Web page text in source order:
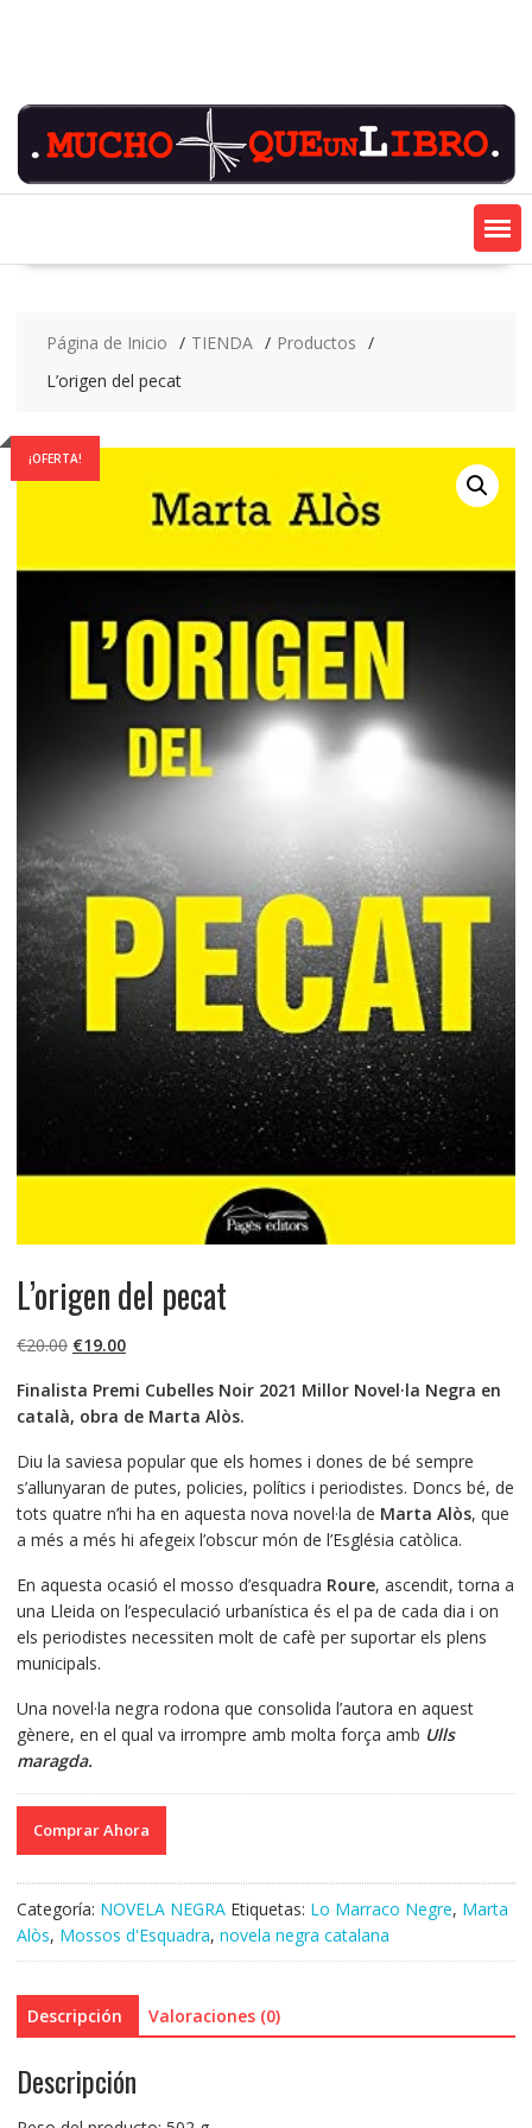
Página de Inicio TIENDA
Productos
L’origen del pecat
¡OFERTA!
L’origen del pecat
€20.00 El
original
era:
€19.00El
actual
es:
Finalista Premi Cubelles Noir 2021 Millor Novel·la Negra en
català, obra de Marta Alòs.
Diu la saviesa popular que els homes i dones de bé sempre
s’allunyaran de putes, policies, polítics i periodistes. Doncs bé, de
tots quatre n’hi ha en aquesta nova novel·la de Marta Alòs, que
a més a més hi afegeix l’obscur món de l’Església catòlica.
En aquesta ocasió el mosso d’esquadra Roure, ascendit, torna a
una Lleida on l’especulació urbanística és el pa de cada dia i on
els periodistes necessiten molt de cafè per suportar els plens
municipals.
Una novel·la negra rodona que consolida l’autora en aquest
gènere, en el qual va irrompre amb molta força amb Ulls
maragda.
Comprar Ahora
Categoría: NOVELA NEGRA Etiquetas: Lo Marraco Negre, Marta
Alòs, Mossos d'Esquadra, novela negra catalana
Descripción Valoraciones (0)
Descripción